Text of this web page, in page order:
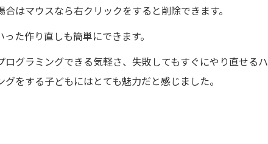
はマウスなら右クリックをすると削除できます。
た作り直しも簡単にできます。
グラミングできる気軽さ、失敗してもすぐにやり直せるハ
をする子どもにはとても魅力だと感じました。